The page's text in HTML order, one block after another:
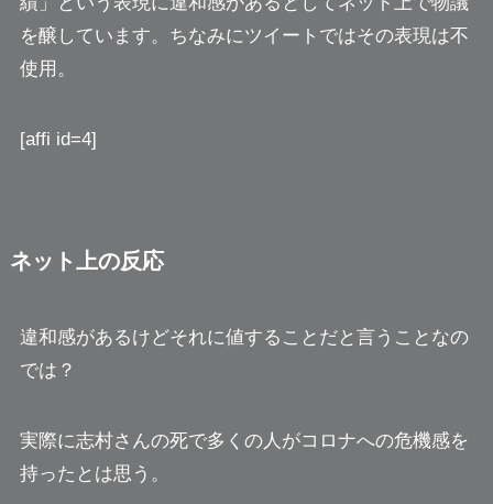
を醸しています。ちなみにツイートではその表現は不
使用。
[affi id=4]
ネット上の反応
違和感があるけどそれに値すること だと言うことなの
では？
実際に志村さんの死で多くの人がコロナへの危機感を
持ったとは思う 。